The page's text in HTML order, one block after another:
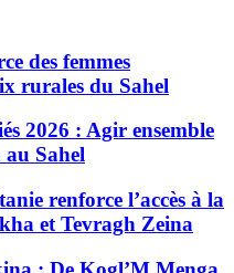
des femmes
rurales du Sahel
2026 : Agir ensemble
Sahel
renforce l’accès à la
et Tevragh Zeina